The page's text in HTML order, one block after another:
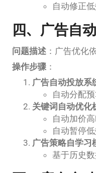
自动修正
四、广告自
问题描述 ：广告优化
操作步骤 ：
广告自动投放系
自动分配
关键词自动优化
自动加价
自动暂停
广告策略自学习
基于历史